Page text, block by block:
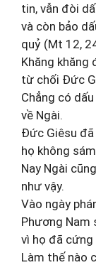
tin, vẫn đòi
và còn bảo
quỷ (Mt 12,
Khăng khăng
từ chối Đức
Chẳng có
về Ngài.
Đức Giêsu
họ không
Nay Ngài
như vậy.
Vào ngày
Phương Nam
vì họ đã
Làm thế nào